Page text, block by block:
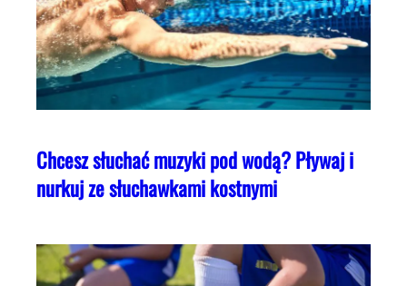
Chcesz słuchać muzyki pod wodą? Pływaj i
nurkuj ze słuchawkami kostnymi